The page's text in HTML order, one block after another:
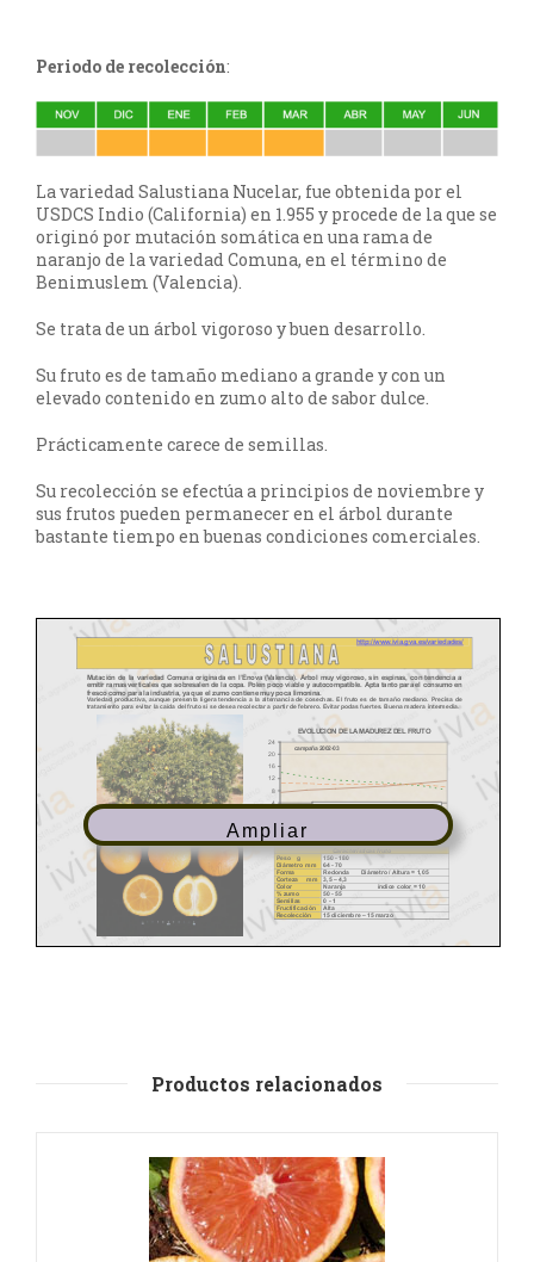
Periodo de recolección:
La variedad Salustiana Nucelar, fue obtenida por el
USDCS Indio (California) en 1.955 y procede de la que se
originó por mutación somática en una rama de
naranjo de la variedad Comuna, en el término de
Benimuslem (Valencia).
Se trata de un árbol vigoroso y buen desarrollo.
Su fruto es de tamaño mediano a grande y con un
elevado contenido en zumo alto de sabor dulce.
Prácticamente carece de semillas.
Su recolección se efectúa a principios de noviembre y
sus frutos pueden permanecer en el árbol durante
bastante tiempo en buenas condiciones comerciales.
Ampliar
Productos relacionados